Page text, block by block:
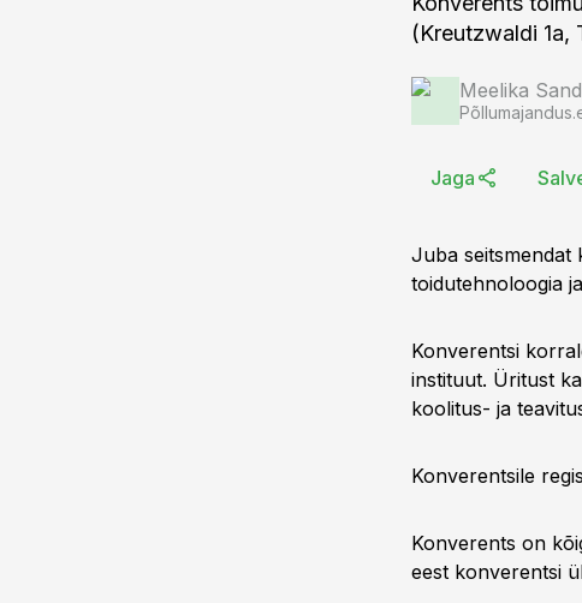
(Kreutzwaldi 1a,
Meelika
Jaga
Juba seitsmendat
toidutehnoloogia
Konverentsi
instituut. Üritust
koolitus- ja
Konverentsile
Konverents on
eest konverentsi